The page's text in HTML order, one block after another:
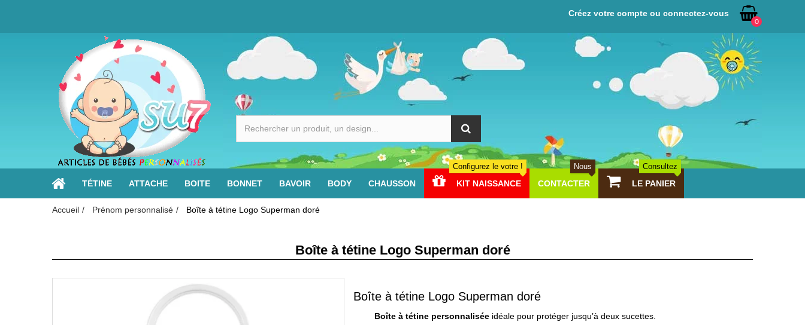
0
Créez votre compte ou connectez-vous
TÉTINE ATTACHE BOITE BONNET BAVOIR BODY CHAUSSON KIT NAISSANCE
Configurez le votre !
CONTACTER
Nous
LE PANIER
Consultez
Accueil Prénom personnalisé Boîte à tétine Logo Superman doré
Boîte à tétine Logo Superman doré
Boîte à tétine Logo Superman doré
Boîte à tétine personnaliséeidéale pour protéger jusqu’à deux sucettes.